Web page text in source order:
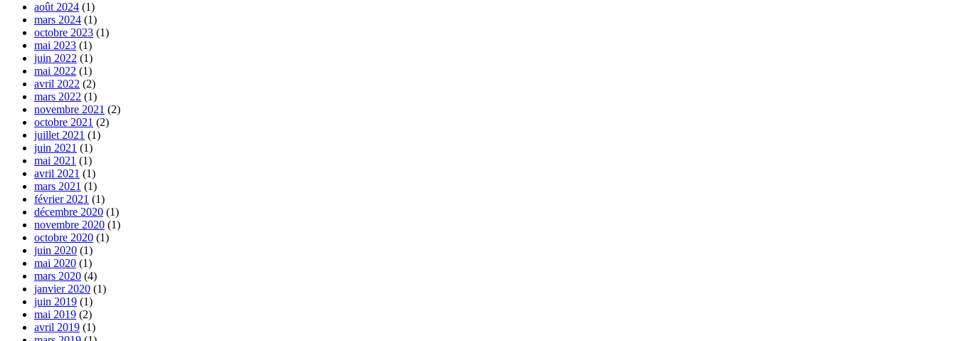
août 2024 (1)
mars 2024 (1)
octobre 2023 (1)
mai 2023 (1)
juin 2022 (1)
mai 2022 (1)
avril 2022 (2)
mars 2022 (1)
novembre 2021 (2)
octobre 2021 (2)
juillet 2021 (1)
juin 2021 (1)
mai 2021 (1)
avril 2021 (1)
mars 2021 (1)
février 2021 (1)
décembre 2020 (1)
novembre 2020 (1)
octobre 2020 (1)
juin 2020 (1)
mai 2020 (1)
mars 2020 (4)
janvier 2020 (1)
juin 2019 (1)
mai 2019 (2)
avril 2019 (1)